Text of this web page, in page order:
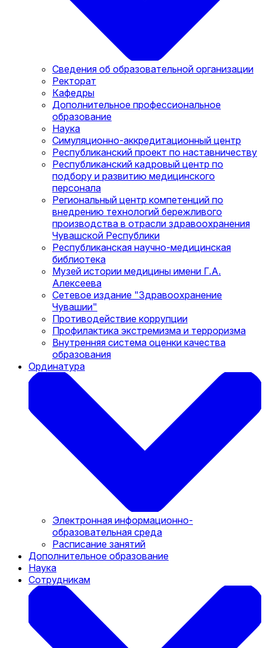
Сведения об образовательной организации
Ректорат
Кафедры
Дополнительное профессиональное
образование
Наука
Симуляционно-аккредитационный центр
Республиканский проект по наставничеству
Республиканский кадровый центр по
подбору и развитию медицинского
персонала
Региональный центр компетенций по
внедрению технологий бережливого
производства в отрасли здравоохранения
Чувашской Республики
Республиканская научно-медицинская
библиотека
Музей истории медицины имени Г.А.
Алексеева
Сетевое издание "Здравоохранение
Чувашии"
Противодействие коррупции
Профилактика экстремизма и терроризма
Внутренняя система оценки качества
образования
Ординатура
Электронная информационно-
образовательная среда
Расписание занятий
Дополнительное образование
Наука
Сотрудникам